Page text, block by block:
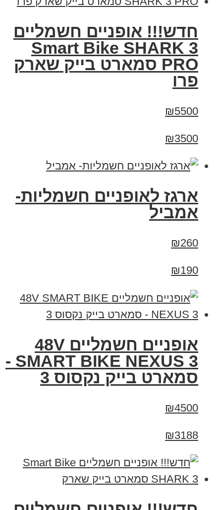
חדש!!! אופניים חשמליים
Smart Bike SHARK 3
PRO סמארט בייק שארק
פרו
₪5500
₪3500
ארגז לאופניים חשמליות-
אמביל
₪260
₪190
אופניים חשמליים 48V
SMART BIKE NEXUS 3 -
סמארט בייק נקסוס 3
₪4500
₪3188